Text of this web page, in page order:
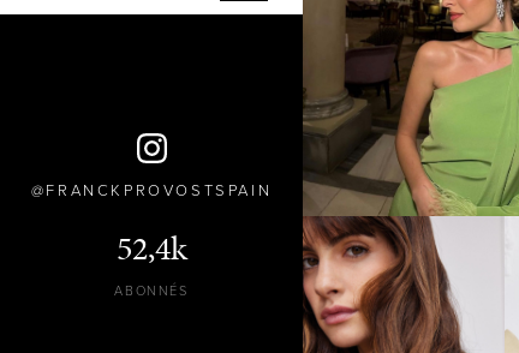
FRANCKPROVOSTSPAIN
52,4k
ABONNÉS